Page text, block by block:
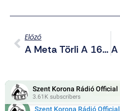
Előző
A Meta Törli A 16 Év Alattiak Fiókjait Ausztráliában – Kezdetét Vette A Fiatalok Mentális Egészségének Védelme